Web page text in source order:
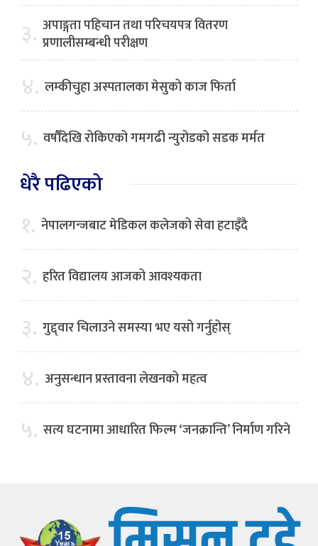
३. अपाङ्गता पहिचान तथा परिचयपत्र वितरण
प्रणालीसम्बन्धी परीक्षण
४. लम्कीचुहा अस्पतालका मेसुको काज फिर्ता
५. वर्षौँदेखि रोकिएको गमगढी न्युरोडको सडक मर्मत
धेरै पढिएको
१. नेपालगन्जबाट मेडिकल कलेजको सेवा हटाइँदै
२. हरित विद्यालय आजको आवश्यकता
३. गुद्द्वार चिलाउने समस्या भए यसो गर्नुहोस्
४. अनुसन्धान प्रस्तावना लेखनको महत्व
५. सत्य घटनामा आधारित फिल्म ‘जनक्रान्ति’ निर्माण गरिने